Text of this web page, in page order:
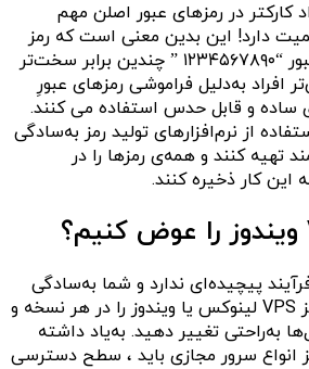
کارکتر در رمز‌های عبور اصلن مهم
دارد! این بدین معنی است که رمز
عبور ” J$2am” از رمز عبور “۱۲۳۴۵۶۷۸۹۰ ” چندین برابر سخت‌تر
به‌دلیل فراموشی رمزهای عبورِ
ساده و قابل حدس استفاده می کنند.
از نرم‌افزارهای تولید رمز به‌سادگی
تهیه کنند و همه‌ی رمزها را در
کار ذخیره کنند.
پیچیده‌ای ندارد و شما به‌سادگی
چند کلیک، می‌توانید رمز VPS لینوکس یا ویندوز را در هر نسخه و
به‌راحتی تغییر دهید. به‌یاد داشته
انواع سرور مجازی باید ، سطح دسترسی